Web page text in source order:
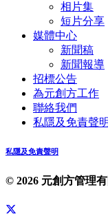
相片集
短片分享
媒體中心
新聞稿
新聞報導
招標公告
為元創方工作
聯絡我們
私隱及免責聲明
私隱及免責聲明
© 2026 元創方管理有